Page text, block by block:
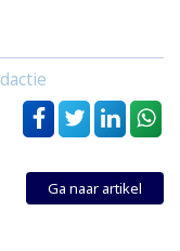
Ga naar artikel